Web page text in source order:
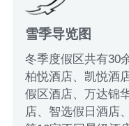
雪季导览图
冬季度假区共有30
柏悦酒店、凯悦酒
假区酒店、万达锦
店、智选假日酒店